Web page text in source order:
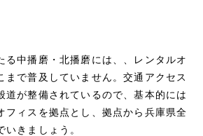
る中播磨・北播磨には、、レンタルオ
まで普及していません。交通アクセス
道が整備されているので、基本的には
フィスを拠点とし、拠点から兵庫県全
きましょう。